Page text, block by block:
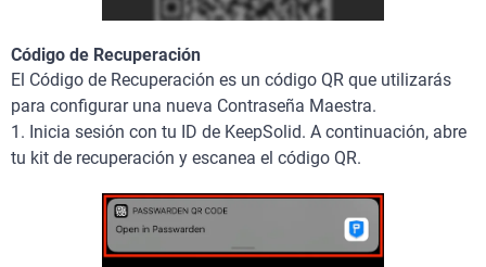
Código de Recuperación
El Código de Recuperación es un código QR que utilizarás
para configurar una nueva Contraseña Maestra.
1. Inicia sesión con tu ID de KeepSolid. A continuación, abre
tu kit de recuperación y escanea el código QR.